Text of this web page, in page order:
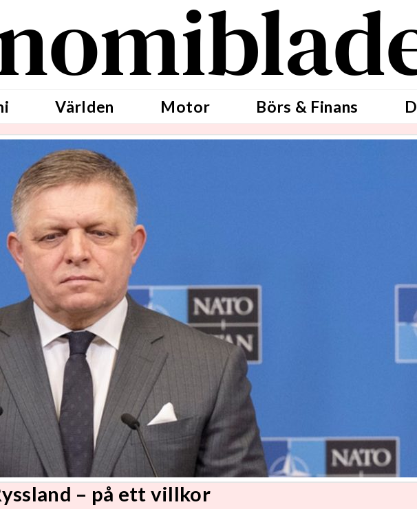
Världen Motor Börs & Finans
– på ett villkor